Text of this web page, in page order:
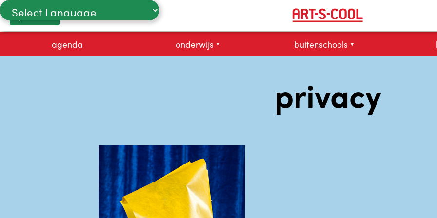
Powered by
proefles
agenda onderwijs ▾ buitenschools ▾
privacy